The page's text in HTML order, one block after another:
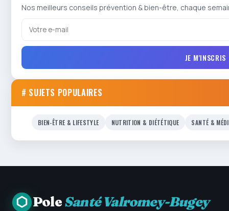
Nos meilleurs conseils prévention & bien-être, chaque
JE M'INSCRIS
# SUJETS POPULAIRES
BIEN-ÊTRE & LIFESTYLE NUTRITION & DIÉTÉTIQUE SANTÉ &
PoleSanté Valromey-Bugey